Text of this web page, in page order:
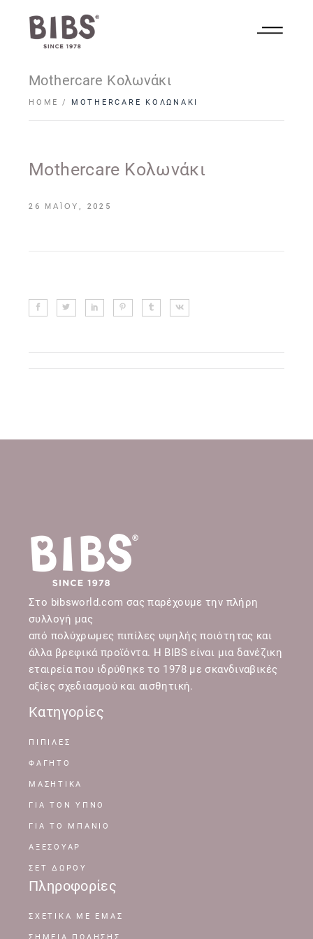
Mothercare Κολωνάκι
HOME MOTHERCARE ΚΟΛΩΝΆΚΙ
Mothercare Κολωνάκι
26 ΜΑΪ́ΟΥ, 2025
Στο bibsworld.com σας παρέχουμε την πλήρη
συλλογή μας
από πολύχρωμες πιπίλες υψηλής ποιότητας και
άλλα βρεφικά προϊόντα. Η BIBS είναι μια δανέζικη
εταιρεία που ιδρύθηκε το 1978 με σκανδιναβικές
αξίες σχεδιασμού και αισθητική.
Κατηγορίες
ΠΙΠΙΛΕΣ
ΦΑΓΗΤΟ
ΜΑΣΗΤΙΚΑ
ΓΙΑ ΤΟΝ ΥΠΝΟ
ΓΙΑ ΤΟ ΜΠΑΝΙΟ
ΑΞΕΣΟΥΑΡ
ΣΕΤ ΔΩΡΟΥ
Πληροφορίες
ΣΧΕΤΙΚΆ ΜΕ ΕΜΆΣ